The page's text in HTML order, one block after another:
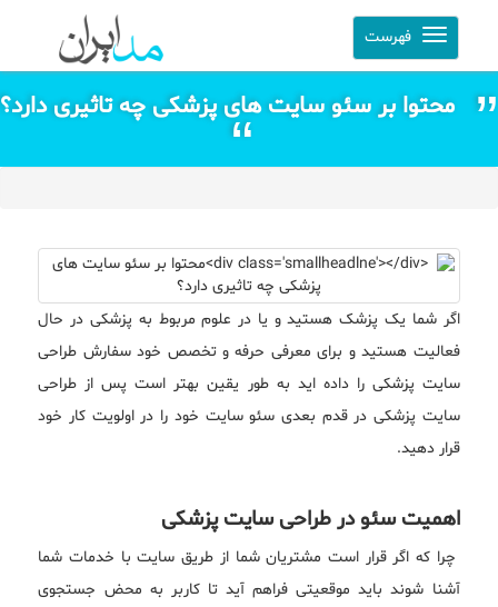
فهرست
محتوا بر سئو سایت های پزشکی چه تاثیری دارد؟
اگر شما یک پزشک هستید و یا در علوم مربوط به پزشکی در حال
فعالیت هستید و برای معرفی حرفه و تخصص خود سفارش طراحی
سایت پزشکی را داده اید به طور یقین بهتر است پس از طراحی
سایت پزشکی در قدم بعدی سئو سایت خود را در اولویت کار خود
قرار دهید.
اهمیت سئو در طراحی سایت پزشکی
چرا که اگر قرار است مشتریان شما از طریق سایت با خدمات شما
آشنا شوند باید موقعیتی فراهم آید تا کاربر به محض جستجوی